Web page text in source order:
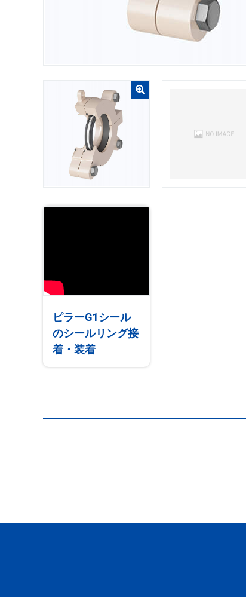
ピラーG1シール
のシールリング接
着・装着